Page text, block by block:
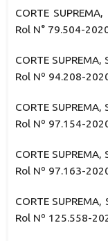
CORTE
Rol N° 79.504-
CORTE
Rol Nº 94.208-
CORTE
Rol Nº 97.154-
CORTE
Rol Nº 97.163-
CORTE
Rol Nº 125.558-